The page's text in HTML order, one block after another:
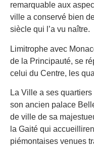
remarquable aux
ville a conservé bien
siècle qui l’a vu naître.
Limitrophe avec
de la Principauté, se
celui du Centre, les
La Ville a ses
son ancien palace
de ville de sa
la Gaité qui
piémontaises venues